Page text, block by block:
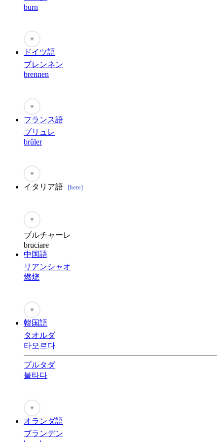
burn
♥
ドイツ語
ブレンネン
brennen
♥
フランス語
ブリュレ
brûler
♥
イタリア語 [here]
♥
ブルチャーレ
bruciare
中国語
リアンシャオ
燃烧
♥
韓国語
タオルダ
타오르다
プルタダ
불타다
♥
オランダ語
ブランデン